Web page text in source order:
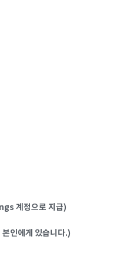
계정으로 지급)
인에게 있습니다.)